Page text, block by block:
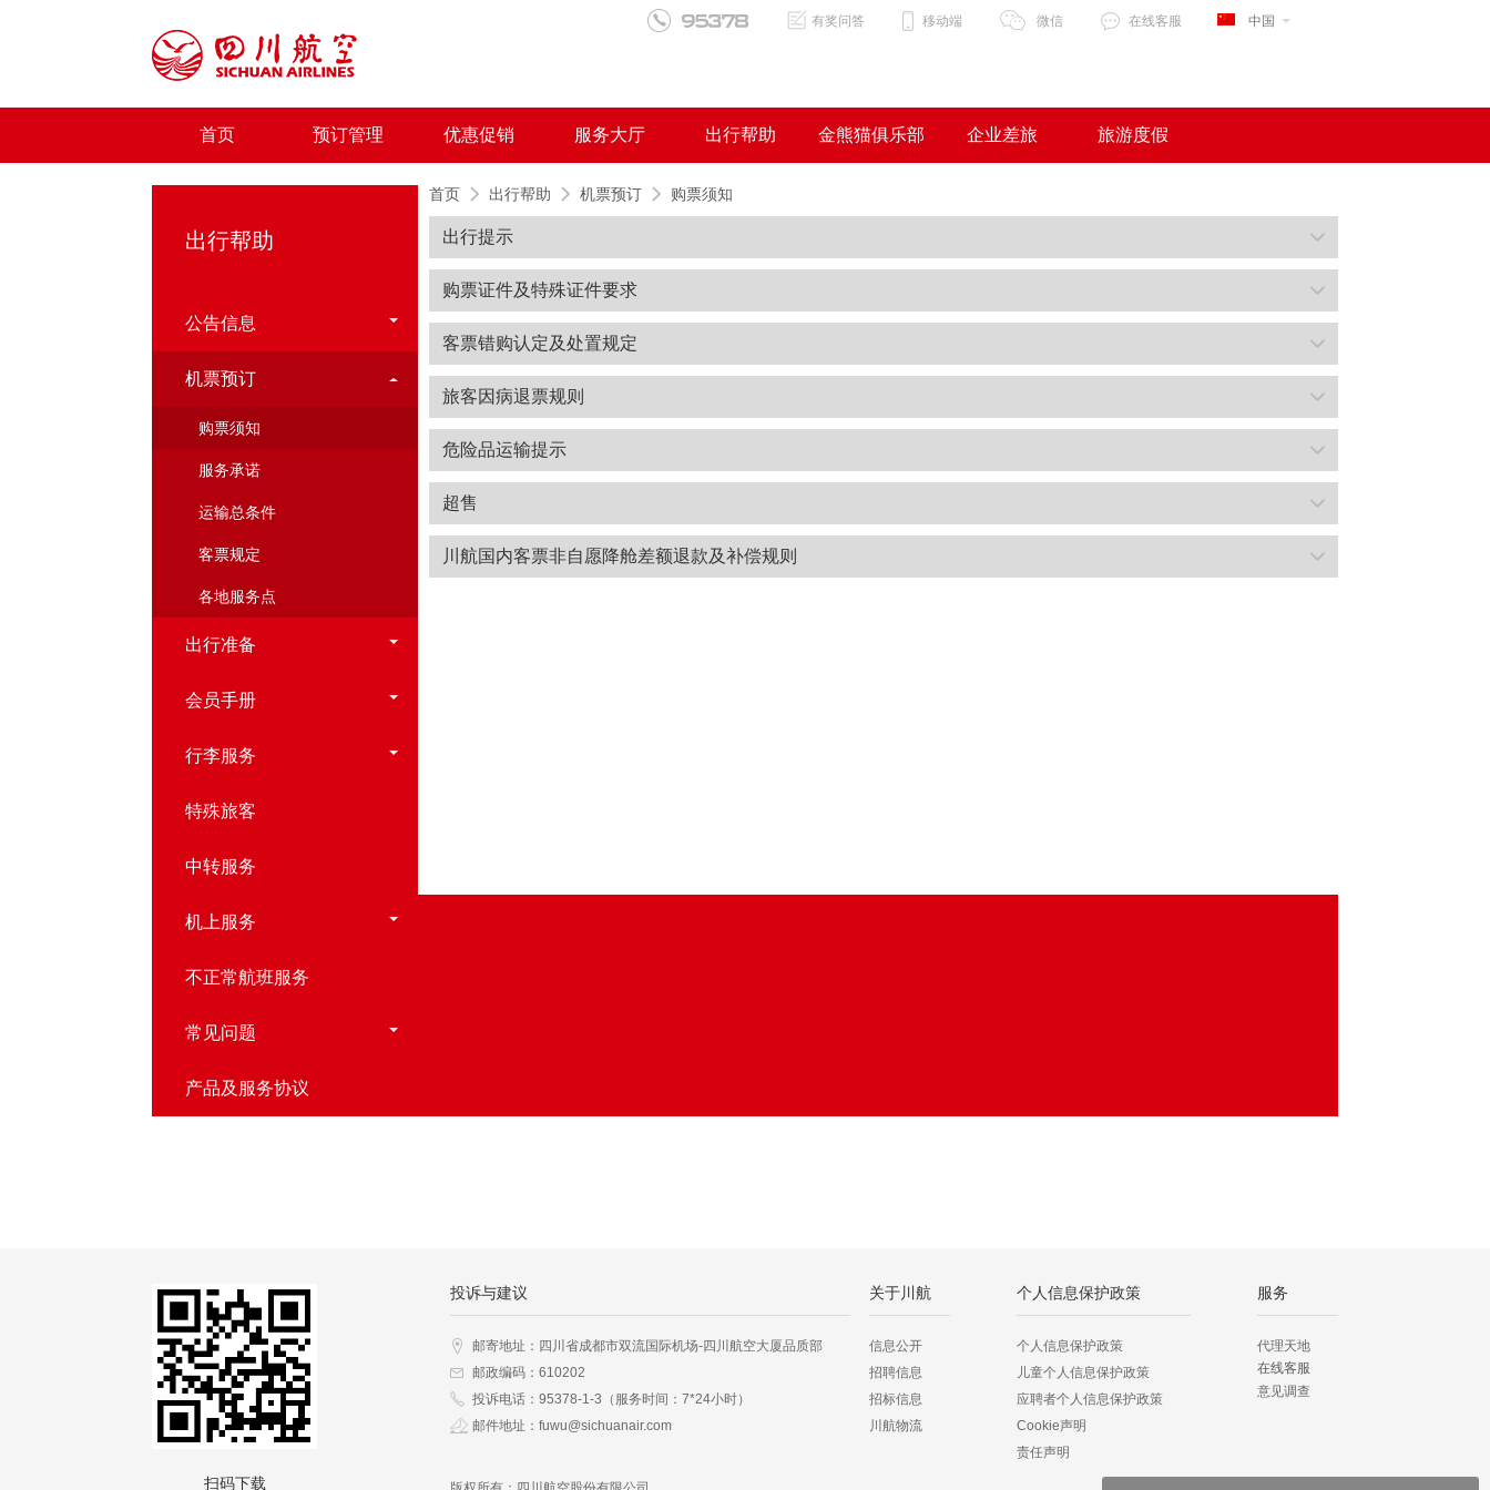
中国
在线客服
微信
移动端
有奖问答
首页 预订管理 优惠促销 服务大厅 出行帮助 金熊猫俱乐部 企业差旅 旅游度假
出行帮助
公告信息
机票预订
购票须知
服务承诺
运输总条件
客票规定
各地服务点
出行准备
会员手册
行李服务
特殊旅客
中转服务
机上服务
不正常航班服务
常见问题
产品及服务协议
首页 出行帮助 机票预订 购票须知
出行提示
购票证件及特殊证件要求
客票错购认定及处置规定
旅客因病退票规则
危险品运输提示
超售
川航国内客票非自愿降舱差额退款及补偿规则
扫码下载
投诉与建议
邮寄地址：四川省成都市双流国际机场-四川航空大厦品质部
邮政编码：610202
投诉电话：95378-1-3（服务时间：7*24小时）
邮件地址：fuwu@sichuanair.com
关于川航
信息公开
招聘信息
招标信息
川航物流
个人信息保护政策
个人信息保护政策
儿童个人信息保护政策
应聘者个人信息保护政策
Cookie声明
责任声明
服务
代理天地
在线客服
意见调查